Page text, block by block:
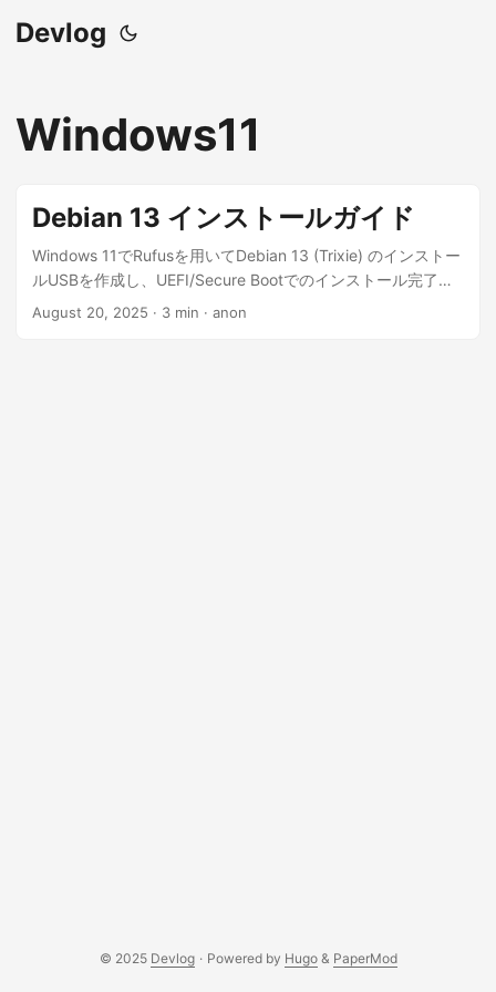
Devlog
Windows11
Debian 13 インストールガイド
Windows 11でRufusを用いてDebian 13 (Trixie) のインストー
ルUSBを作成し、UEFI/Secure Bootでのインストール完了ま
でを解説。
August 20, 2025 · 3 min · anon
© 2025 Devlog · Powered by Hugo& PaperMod